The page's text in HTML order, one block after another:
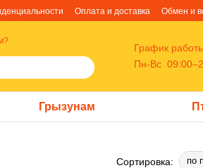
Оплата и доставка Обмен и
График
Пн-Вс
Грызунам
Сортировка: по